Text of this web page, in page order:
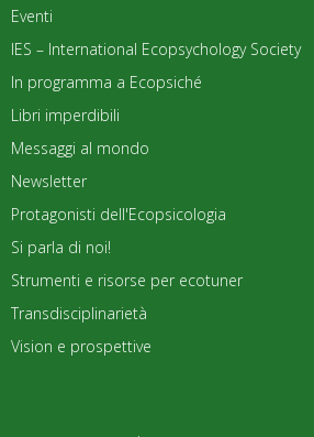
Eventi
IES – International Ecopsychology Society
In programma a Ecopsiché
Libri imperdibili
Messaggi al mondo
Newsletter
Protagonisti dell'Ecopsicologia
Si parla di noi!
Strumenti e risorse per ecotuner
Transdisciplinarietà
Vision e prospettive